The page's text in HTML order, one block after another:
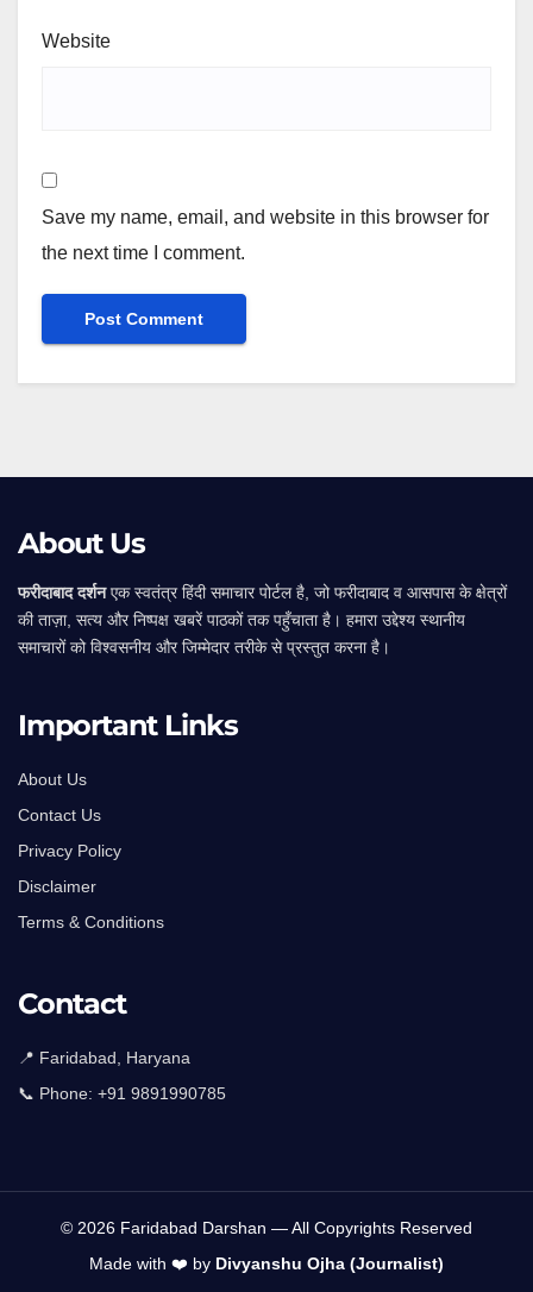
Website
Save my name, email, and website in this browser for
the next time I comment.
About Us
फरीदाबाद दर्शनएक स्वतंत्र हिंदी समाचार पोर्टल है, जो फरीदाबाद व आसपास के क्षेत्रों
की ताज़ा, सत्य और निष्पक्ष खबरें पाठकों तक पहुँचाता है। हमारा उद्देश्य स्थानीय
समाचारों को विश्वसनीय और जिम्मेदार तरीके से प्रस्तुत करना है।
Important Links
About Us
Contact Us
Privacy Policy
Disclaimer
Terms & Conditions
Contact
📍 Faridabad, Haryana
📞 Phone: +91 9891990785
© 2026 Faridabad Darshan — All Copyrights Reserved
Made with ❤️ by Divyanshu Ojha (Journalist)